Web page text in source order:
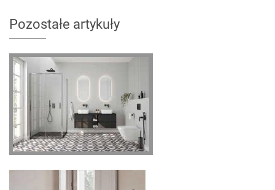
Pozostałe artykuły